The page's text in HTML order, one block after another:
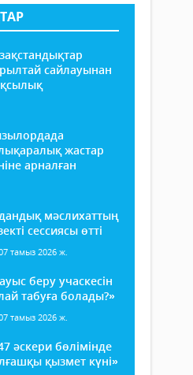
сайлауынан
жастар
арналған
мәслихаттың
сессиясы өтті
тамыз 2026 ж.
беру учаскесін
табуға болады?»
тамыз 2026 ж.
әскери бөлімінде
қызмет күні»